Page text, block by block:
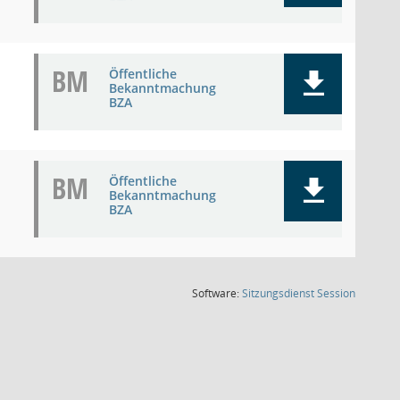
BM
Öffentliche
Bekanntmachung
BZA
BM
Öffentliche
Bekanntmachung
BZA
Software:SitzungsdienstSession(Wird in